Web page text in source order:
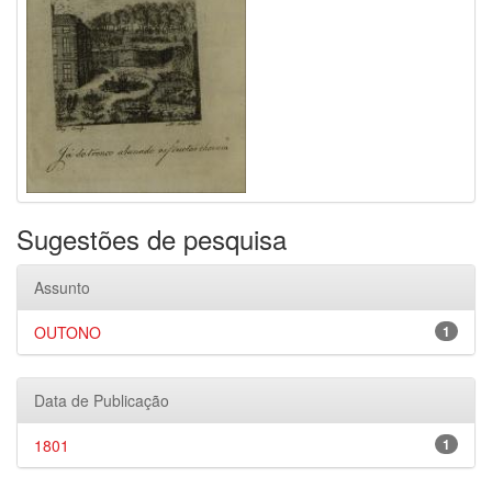
Sugestões de pesquisa
Assunto
1
OUTONO
Data de Publicação
1
1801